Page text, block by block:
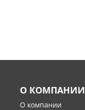
О КОМПАНИИ
О компании